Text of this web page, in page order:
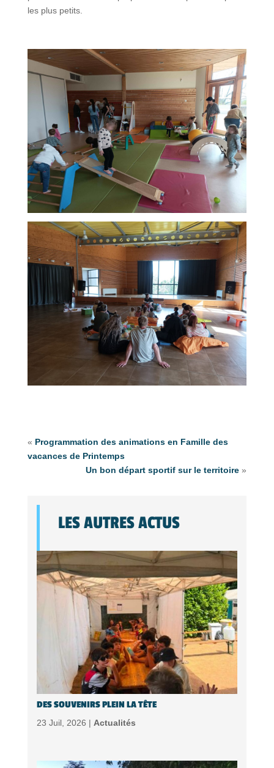
les plus petits.
« Programmation des animations en Famille des
vacances de Printemps
Un bon départ sportif sur le territoire »
LES AUTRES ACTUS
DES SOUVENIRS PLEIN LA TÊTE
23 Juil, 2026 | Actualités